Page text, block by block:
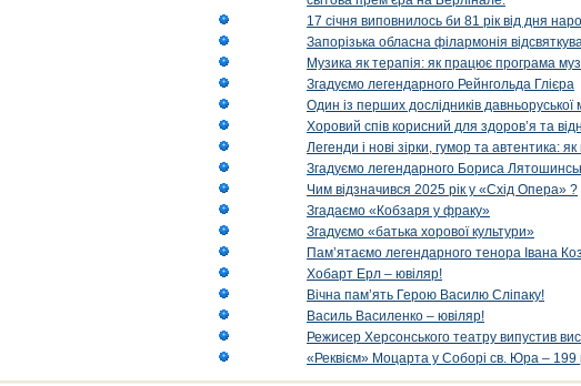
17 січня виповнилось би 81 рік від дня
Запорізька обласна філармонія
Музика як терапія: як працює програма
Згадуємо легендарного Рейнгольда Глієра
Один із перших дослідників
Хоровий спів корисний для здоров’я та
Легенди і нові зірки, гумор та автентика:
Згадуємо легендарного Бориса
Чим відзначився 2025 рік у «Схід Опера» ?
Згадаємо «Кобзаря у фраку»
Згадуємо «батька хорової культури»
Пам’ятаємо легендарного тенора Івана
Хобарт Ерл – ювіляр!
Вічна пам’ять Герою Василю Сліпаку!
Василь Василенко – ювіляр!
Режисер Херсонського театру випустив
«Реквієм» Моцарта у Соборі св. Юра – 199